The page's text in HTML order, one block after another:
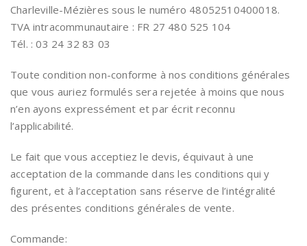
Charleville-Mézières sous le numéro 48052510400018.
TVA intracommunautaire : FR 27 480 525 104
Tél. : 03 24 32 83 03
Toute condition non-conforme à nos conditions générales
que vous auriez formulés sera rejetée à moins que nous
n’en ayons expressément et par écrit reconnu
l’applicabilité.
Le fait que vous acceptiez le devis, équivaut à une
acceptation de la commande dans les conditions qui y
figurent, et à l’acceptation sans réserve de l’intégralité
des présentes conditions générales de vente.
Commande: